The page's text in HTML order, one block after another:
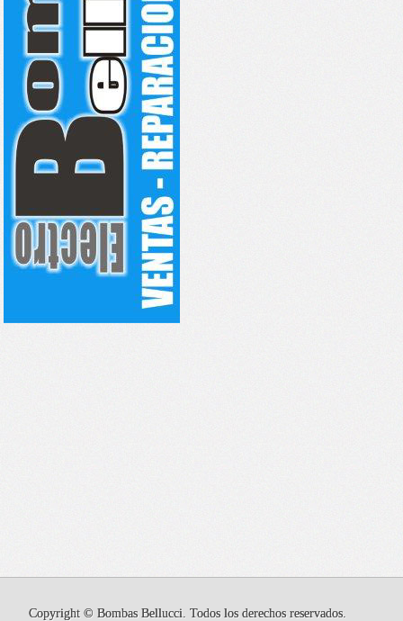
Copyright © Bombas Bellucci. Todos los derechos reservados.